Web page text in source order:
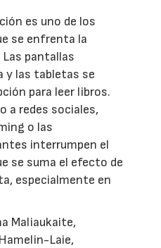
es uno de los
se enfrenta la
pantallas
y las tabletas se
para leer libros.
a redes sociales,
o las
interrumpen el
se suma el efecto de
especialmente en
Maliaukaite,
Laie,